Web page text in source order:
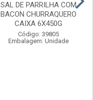
SAL DE PARRILHA COM
BACON CHURRAQUERO
CAIXA 6X450G
Código: 39805
Embalagem: Unidade